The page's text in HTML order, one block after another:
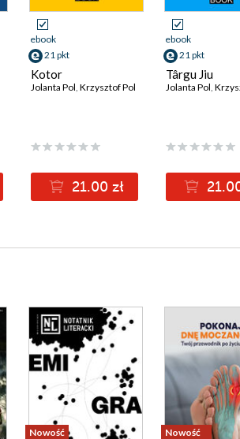
ebook
21 pkt
Kotor
Jolanta Pol, Krzysztof Pol
21.00 zł
ebook
21 pkt
Târgu Jiu
Jolanta Pol,
Nowość
Nowość